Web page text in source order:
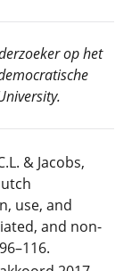
op het
.
& Jacobs,
use, and
and non-
96–116.